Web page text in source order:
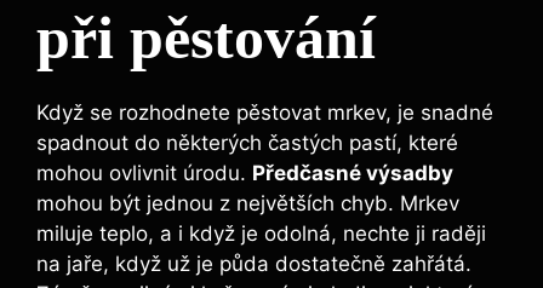
při pěstování
Když se rozhodnete pěstovat mrkev, je snadné
spadnout do některých častých pastí, které
mohou ovlivnit úrodu. Předčasné výsadby
mohou být jednou z největších chyb. Mrkev
miluje teplo, a i když je odolná, nechte ji raději
na jaře, když už je půda dostatečně zahřátá.